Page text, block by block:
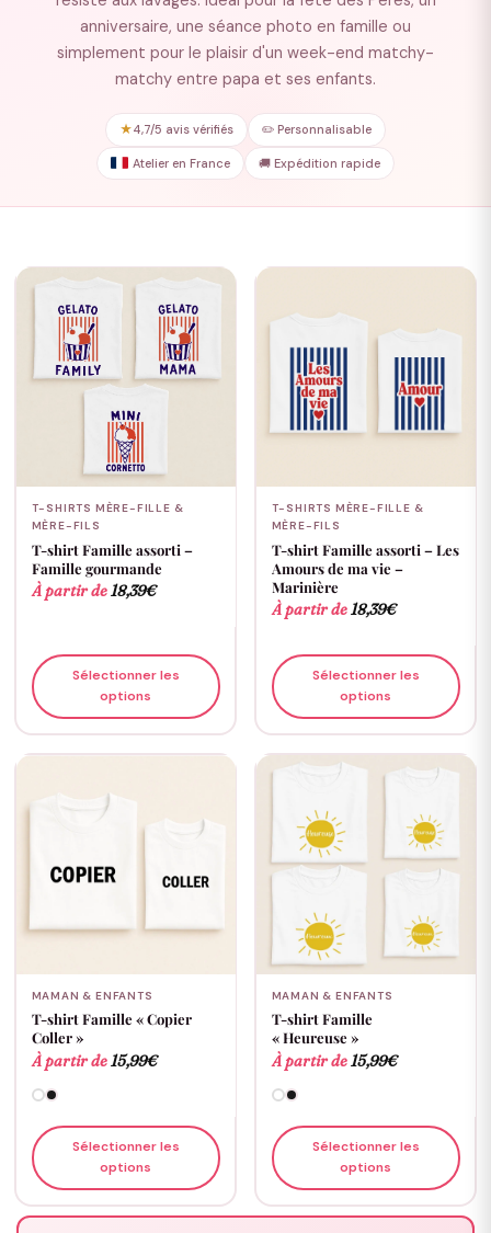
anniversaire, une séance photo en famille ou
simplement pour le plaisir d'un week-end matchy-
matchy entre papa et ses enfants.
★4,7/5 avis vérifiés ✏️ Personnalisable
Atelier en France 🚚 Expédition rapide
T-SHIRTS MÈRE-FILLE &
MÈRE-FILS
T-shirt Famille assorti –
Famille gourmande
À partir de18,39€
Sélectionner les
options
T-SHIRTS MÈRE-FILLE &
MÈRE-FILS
T-shirt Famille assorti – Les
Amours de ma vie –
Marinière
À partir de18,39€
Sélectionner les
options
MAMAN & ENFANTS
T-shirt Famille « Copier
Coller »
À partir de 15,99€
Sélectionner les
options
MAMAN & ENFANTS
T-shirt Famille
« Heureuse »
À partir de 15,99€
Sélectionner les
options